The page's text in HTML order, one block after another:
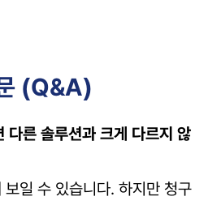
(Q&A)
다른 솔루션과 크게 다르지 않
일 수 있습니다. 하지만 청구